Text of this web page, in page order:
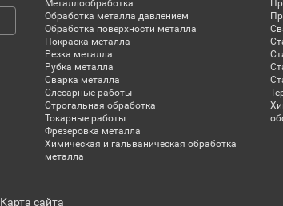
Металлообработка
Обработка металла давлением
Обработка поверхности металла
Покраска металла
Резка металла
Рубка металла
Сварка металла
Слесарные работы
Строгальная обработка
Токарные работы
Фрезеровка металла
Химическая и гальваническая обработка
металла
Карта сайта